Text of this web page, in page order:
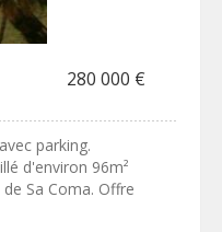
280 000 €
parking.
d'environ 96m²
Sa Coma. Offre